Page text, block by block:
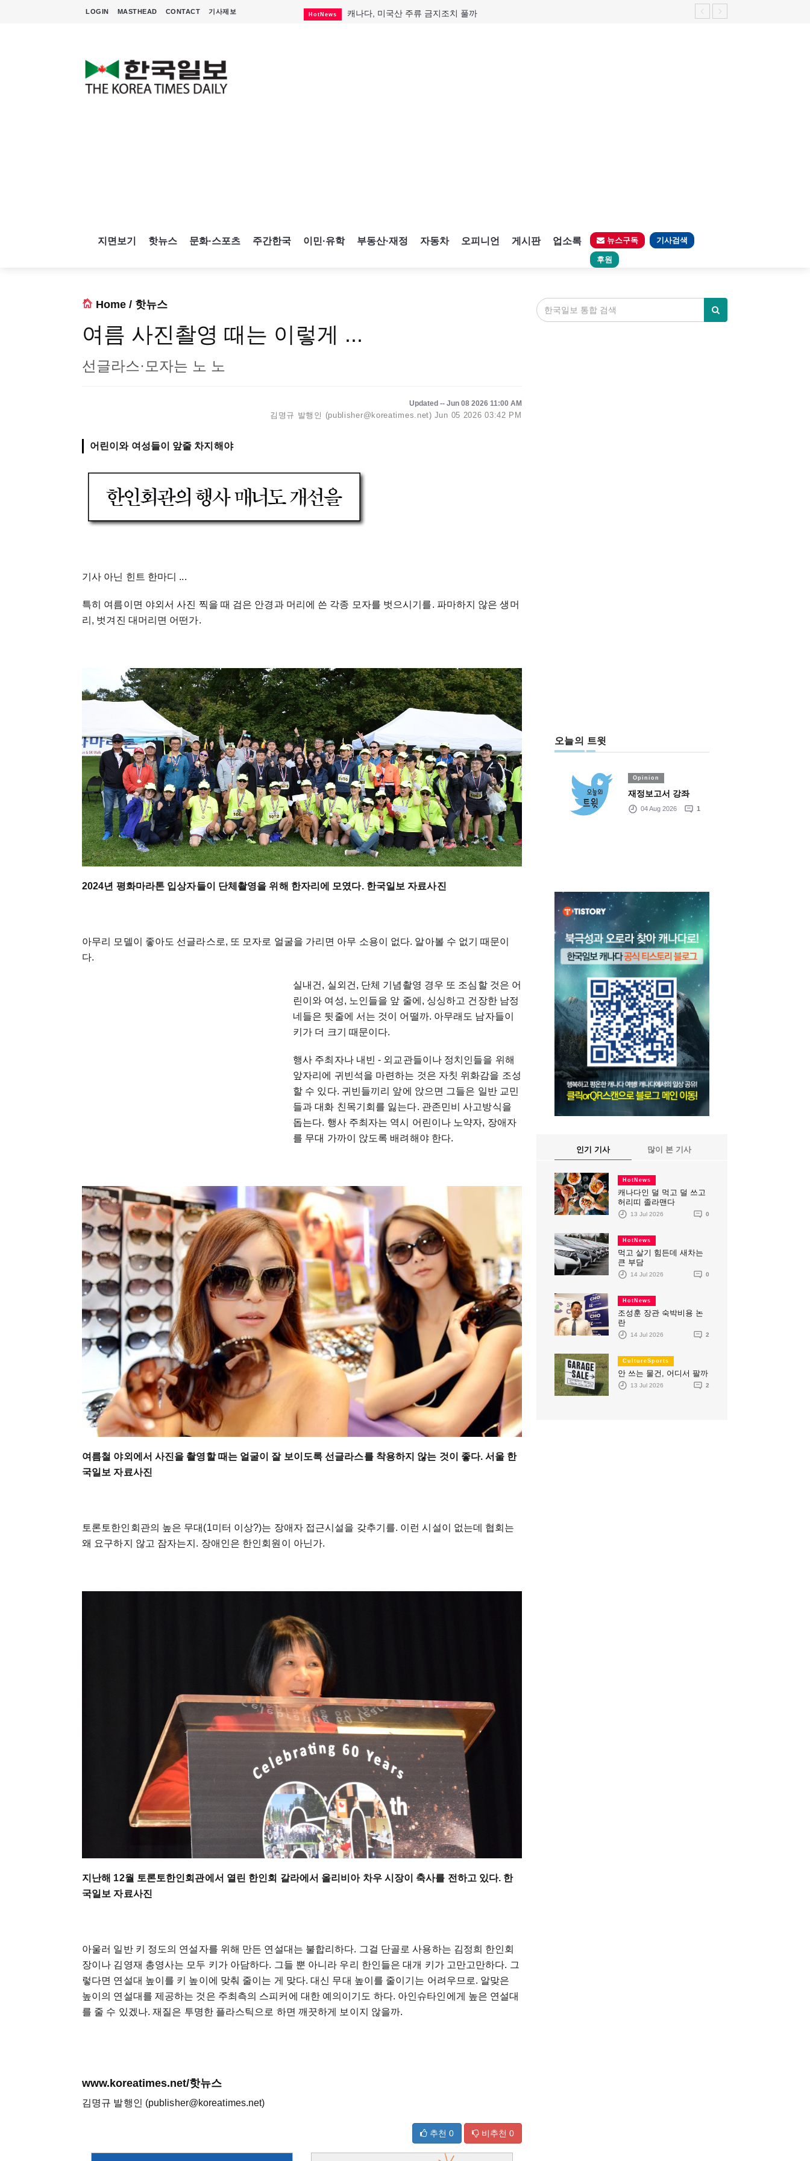
LOGIN MASTHEAD CONTACT 기사제보 HotNews 캐나다, 미국산 주류 금지조치 풀까
지면보기 핫뉴스 문화·스포츠 주간한국 이민·유학 부동산·재정 자동차 오피니언 게시판 업소록 뉴스구독 기사검색
후원
Home / 핫뉴스
여름 사진촬영 때는 이렇게 ...
선글라스·모자는 노 노
Updated -- Jun 08 2026 11:00 AM
김명규 발행인 (publisher@koreatimes.net) Jun 05 2026 03:42 PM
어린이와 여성들이 앞줄 차지해야
기사 아닌 힌트 한마디 ...
특히 여름이면 야외서 사진 찍을 때 검은 안경과 머리에 쓴 각종 모자를 벗으시기를. 파마하지 않은 생머
리, 벗겨진 대머리면 어떤가.
2024년 평화마라톤 입상자들이 단체촬영을 위해 한자리에 모였다. 한국일보 자료사진
아무리 모델이 좋아도 선글라스로, 또 모자로 얼굴을 가리면 아무 소용이 없다. 알아볼 수 없기 때문이
다.
실내건, 실외건, 단체 기념촬영 경우 또 조심할 것은 어
린이와 여성, 노인들을 앞 줄에, 싱싱하고 건장한 남정
네들은 뒷줄에 서는 것이 어떨까. 아무래도 남자들이
키가 더 크기 때문이다.
행사 주최자나 내빈 - 외교관들이나 정치인들을 위해
앞자리에 귀빈석을 마련하는 것은 자칫 위화감을 조성
할 수 있다. 귀빈들끼리 앞에 앉으면 그들은 일반 교민
들과 대화 친목기회를 잃는다. 관존민비 사고방식을
돕는다. 행사 주최자는 역시 어린이나 노약자, 장애자
를 무대 가까이 앉도록 배려해야 한다.
여름철 야외에서 사진을 촬영할 때는 얼굴이 잘 보이도록 선글라스를 착용하지 않는 것이 좋다. 서울 한
국일보 자료사진
토론토한인회관의 높은 무대(1미터 이상?)는 장애자 접근시설을 갖추기를. 이런 시설이 없는데 협회는
왜 요구하지 않고 잠자는지. 장애인은 한인회원이 아닌가.
지난해 12월 토론토한인회관에서 열린 한인회 갈라에서 올리비아 차우 시장이 축사를 전하고 있다. 한
국일보 자료사진
아울러 일반 키 정도의 연설자를 위해 만든 연설대는 불합리하다. 그걸 단골로 사용하는 김정희 한인회
장이나 김영재 총영사는 모두 키가 아담하다. 그들 뿐 아니라 우리 한인들은 대개 키가 고만고만하다. 그
렇다면 연설대 높이를 키 높이에 맞춰 줄이는 게 맞다. 대신 무대 높이를 줄이기는 어려우므로. 알맞은
높이의 연설대를 제공하는 것은 주최측의 스피커에 대한 예의이기도 하다. 아인슈타인에게 높은 연설대
를 줄 수 있겠나. 재질은 투명한 플라스틱으로 하면 깨끗하게 보이지 않을까.
www.koreatimes.net/핫뉴스
김명규 발행인 (publisher@koreatimes.net)
추천 0 비추천 0
오늘의 트윗
Opinion
재정보고서 강좌
04 Aug 2026 1
인기 기사 많이 본 기사
HotNews
캐나다인 덜 먹고 덜 쓰고
허리띠 졸라맨다
13 Jul 2026 0
HotNews
먹고 살기 힘든데 새차는
큰 부담
14 Jul 2026 0
HotNews
조성훈 장관 숙박비용 논
란
14 Jul 2026 2
CultureSports
안 쓰는 물건, 어디서 팔까
13 Jul 2026 2